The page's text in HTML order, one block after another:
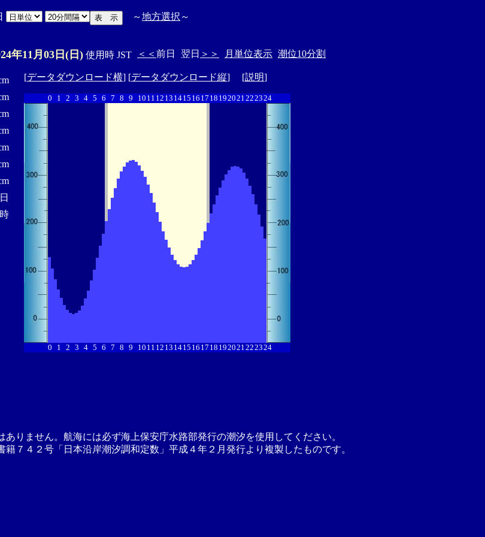
～地方選択 ～
年11月03日(日) 使用時 JST ＜＜ 前日 翌日 ＞＞ 月単位表示 潮位10分割
[データダウンロード横] [データダウンロード縦] [説明]
0 1 2 3 4 5 6 7 8 9 10 11 12 13 1415 16 17 18 192021222324
0 1 2 3 4 5 6 7 8 9 10 11 12 13 1415 16 17 18 192021222324
りません。航海には必ず海上保安庁水路部発行の潮汐を使用してください。
７４２号「日本沿岸潮汐調和定数」平成４年２月発行より複製したものです。